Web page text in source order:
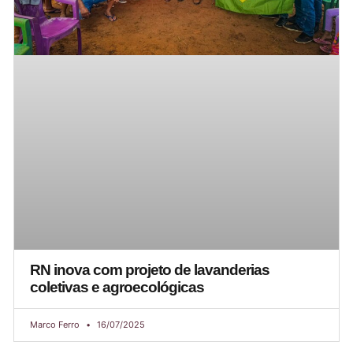
RN inova com projeto de lavanderias
coletivas e agroecológicas
Marco Ferro 16/07/2025